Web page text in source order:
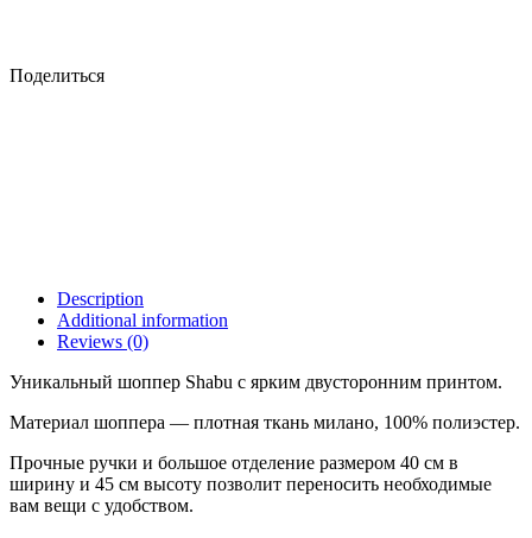
Поделиться
Description
Additional information
Reviews (0)
Уникальный шоппер Shabu с ярким двусторонним принтом.
Материал шоппера — плотная ткань милано, 100% полиэстер.
Прочные ручки и большое отделение размером 40 см в
ширину и 45 см высоту позволит переносить необходимые
вам вещи с удобством.